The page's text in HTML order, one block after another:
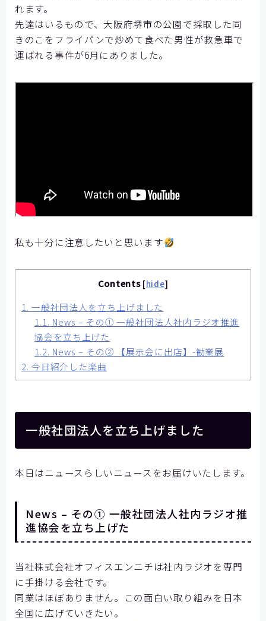
れます。
先達はいるもので、大阪府堺市の公園で採取した同
きのこをフライパンで炒めて食べた男性が救急車で
運ばれる事件が6月にありました。
私も十分に注意したいと思います
Contents [hide]
1. 一般社団法人を立ち上げました
1.1. News – その① 一般社団法人社内ラジオ推進
協会を立ち上げた
1.2. News – その② 【展示会に出店】-勧業展
2. 今日紹介した楽曲
一般社団法人を立ち上げました
本日はニュースらしいニュースをお届けいたします。
News – その① 一般社団法人社内ラジオ推
進協会を立ち上げた
当社株式会社オフィスエンニチは社内ラジオを専門
に手掛ける会社です。
同業はほぼありません。この面白い取り組みを日本
全国に広げていきたい。